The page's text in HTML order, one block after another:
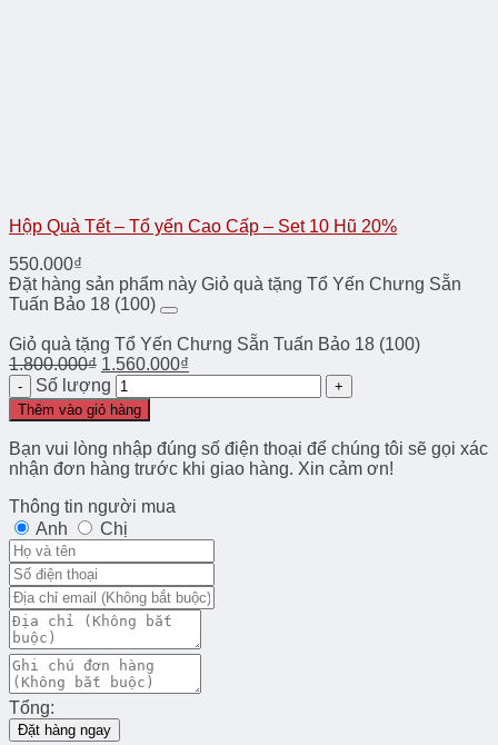
Hộp Quà Tết – Tổ yến Cao Cấp – Set 10 Hũ 20%
550.000₫
Đặt hàng sản phẩm này Giỏ quà tặng Tổ Yến Chưng Sẵn
Tuấn Bảo 18 (100)
Giỏ quà tặng Tổ Yến Chưng Sẵn Tuấn Bảo 18 (100)
1.800.000₫ 1.560.000₫
Số lượng
Thêm vào giỏ hàng
Bạn vui lòng nhập đúng số điện thoại để chúng tôi sẽ gọi xác
nhận đơn hàng trước khi giao hàng. Xin cảm ơn!
Thông tin người mua
Anh
Chị
Tổng:
Đặt hàng ngay